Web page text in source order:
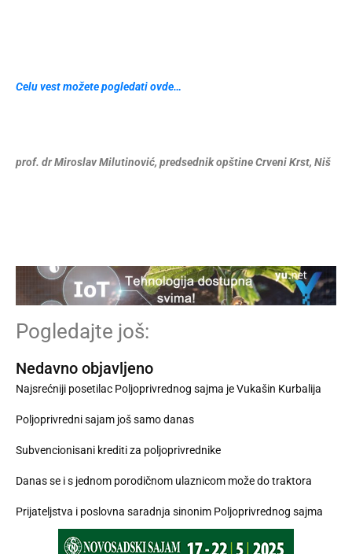
Celu vest možete pogledati ovde…
prof. dr Miroslav Milutinović, predsednik opštine Crveni Krst, Niš
Pogledajte još:
Nedavno objavljeno
Najsrećniji posetilac Poljoprivrednog sajma je Vukašin Kurbalija
Poljoprivredni sajam još samo danas
Subvencionisani krediti za poljoprivrednike
Danas se i s jednom porodičnom ulaznicom može do traktora
Prijateljstva i poslovna saradnja sinonim Poljoprivrednog sajma